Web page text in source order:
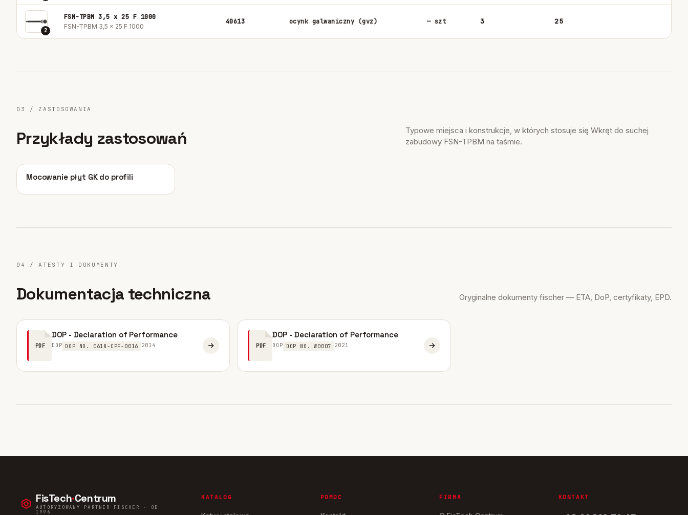
2
FSN-TPBM 3,5 x 25 F 1000
FSN-TPBM 3,5 x 25 F 1000
40613 ocynk galwaniczny (gvz) — szt 3 25
03 / ZASTOSOWANIA
Przykłady zastosowań
Typowe miejsca i konstrukcje, w których stosuje się Wkręt do suchej
zabudowy FSN-TPBM na taśmie.
01
Mocowanie płyt GK do profili
04 / ATESTY I DOKUMENTY
Dokumentacja techniczna Oryginalne dokumenty fischer — ETA, DoP, certyfikaty, EPD.
PDF
DOP - Declaration of Performance
DOP DOP NO. 0618-CPF-0016 2014 PDF
DOP - Declaration of Performance
DOP DOP NO. W0007 2021
FisTech·Centrum
AUTORYZOWANY PARTNER FISCHER · OD
1996
KATALOG POMOC FIRMA KONTAKT